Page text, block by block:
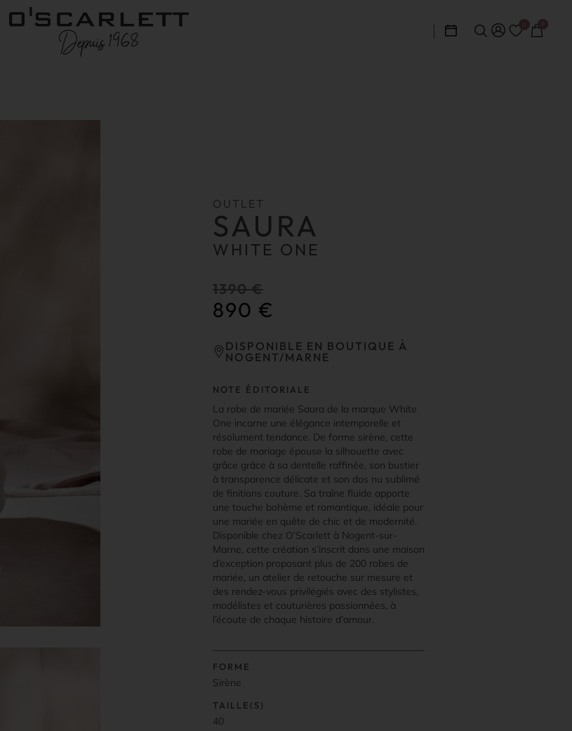
OUTLET
SAURA
WHITE ONE
1390€
890 €
DISPONIBLE EN BOUTIQUE À
NOGENT/MARNE
NOTE ÉDITORIALE
La robe de mariée Saura de la marque White
One incarne une élégance intemporelle et
résolument tendance. De forme sirène, cette
robe de mariage épouse la silhouette avec
grâce grâce à sa dentelle raffinée, son bustier
à transparence délicate et son dos nu sublimé
de finitions couture. Sa traîne fluide apporte
une touche bohème et romantique, idéale pour
une mariée en quête de chic et de modernité.
Disponible chez O’Scarlett à Nogent-sur-
Marne, cette création s’inscrit dans une maison
d’exception proposant plus de 200 robes de
mariée, un atelier de retouche sur mesure et
des rendez-vous privilégiés avec des stylistes,
modélistes et couturières passionnées, à
l’écoute de chaque histoire d’amour.
FORME
Sirène
TAILLE(S)
40